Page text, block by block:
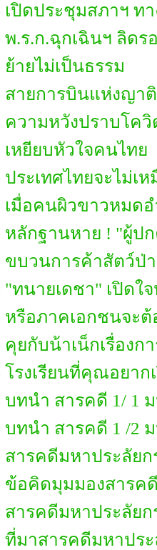
เปิดประชุมสภาฯ ท
พ.ร.ก.ฉุกเฉินฯ ลิดร
ย้ายไม่เป็นธรรม
สายการบินแห่งญาติ
ความหวังปราบโควิ
เหยียบหัวใจคนไทย
ประเทศไทยจะไม่เ
เมื่อคนผิวขาวหมด
หลักฐานหาย ! "ผู้ป
ขบวนการค้าสัตว์ป่า
"ทนายเดชา" เปิดใ
หรือภาคเอกชนจะต้
คุยกับน้าเน็กเรื่องก
โรงเรียนที่คุณอยาก
บทนำ สารคดี 1/ 1
บทนำ สารคดี 1 /2
สารคดีมหาประลัย
ข้อคิดมุมมองสารค
สารคดีมหาประลัย
ที่มาสารคดีมหาปร